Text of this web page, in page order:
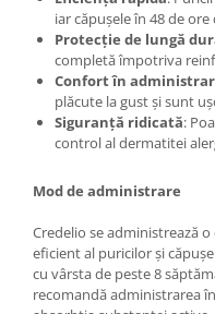
iar căpușele în 48 de
Protecție de lungă
completă împotriva
Confort în
plăcute la gust și sunt
Siguranță ridicată:
control al dermatitei
Mod de administrare
Credelio se administrează
eficient al puricilor și
cu vârsta de peste 8
recomandă administrarea